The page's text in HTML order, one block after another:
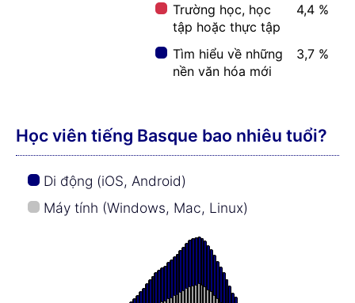
Trường học, học
tập hoặc thực tập
4,4 %
Tìm hiểu về những
nền văn hóa mới
3,7 %
Học viên tiếng Basque bao nhiêu tuổi?
Di động (iOS, Android)
Máy tính (Windows, Mac, Linux)